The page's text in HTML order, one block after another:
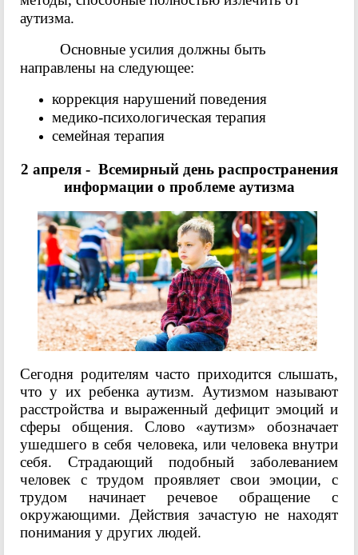
аутизма.
Основные усилия должны быть
направлены на следующее:
коррекция нарушений поведения
медико-психологическая терапия
семейная терапия
2 апреля - Всемирный день распространения
информации о проблеме аутизма
Сегодня родителям часто приходится слышать,
что у их ребенка аутизм. Аутизмом называют
расстройства и выраженный дефицит эмоций и
сферы общения. Слово «аутизм» обозначает
ушедшего в себя человека, или человека внутри
себя. Страдающий подобный заболеванием
человек с трудом проявляет свои эмоции, с
трудом начинает речевое обращение с
окружающими. Действия зачастую не находят
понимания у других людей.